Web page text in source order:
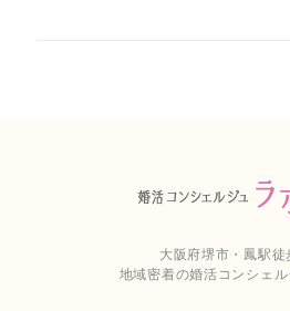
大阪府堺市・鳳駅徒
地域密着の婚活コンシェ